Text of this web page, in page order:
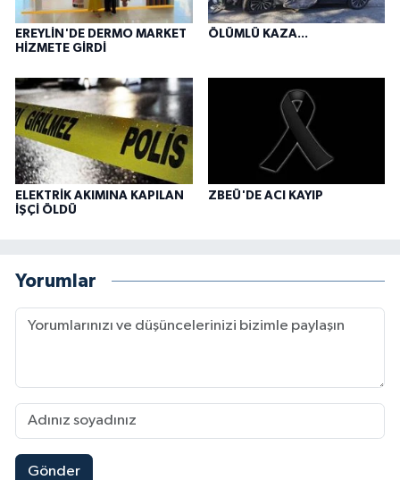
EREYLİN'DE DERMO MARKET
HİZMETE GİRDİ
ÖLÜMLÜ KAZA...
ELEKTRİK AKIMINA KAPILAN
İŞÇİ ÖLDÜ
ZBEÜ'DE ACI KAYIP
Yorumlar
Gönder